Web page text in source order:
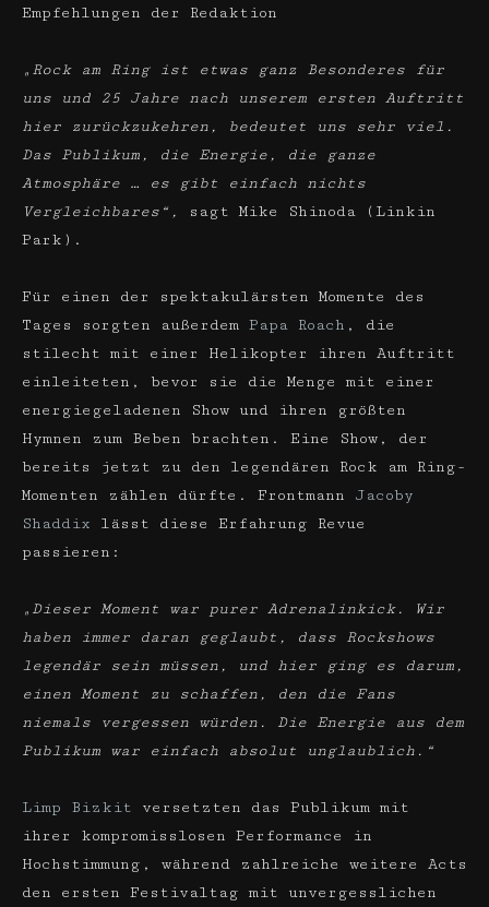
Empfehlungen der Redaktion
„Rock am Ring ist etwas ganz Besonderes für
uns und 25 Jahre nach unserem ersten Auftritt
hier zurückzukehren, bedeutet uns sehr viel.
Das Publikum, die Energie, die ganze
Atmosphäre … es gibt einfach nichts
Vergleichbares“,
sagt Mike Shinoda (Linkin
Park).
Für einen der spektakulärsten Momente des
Tages sorgten außerdem Papa Roach , die
stilecht mit einer Helikopter ihren Auftritt
einleiteten, bevor sie die Menge mit einer
energiegeladenen Show und ihren größten
Hymnen zum Beben brachten. Eine Show, der
bereits jetzt zu den legendären Rock am Ring-
Momenten zählen dürfte. Frontmann Jacoby
Shaddix lässt diese Erfahrung Revue
passieren:
„Dieser Moment war purer Adrenalinkick. Wir
haben immer daran geglaubt, dass Rockshows
legendär sein müssen, und hier ging es darum,
einen Moment zu schaffen, den die Fans
niemals vergessen würden. Die Energie aus dem
Publikum war einfach absolut unglaublich.“
Limp Bizkit versetzten das Publikum mit
ihrer kompromisslosen Performance in
Hochstimmung, während zahlreiche weitere Acts
den ersten Festivaltag mit unvergesslichen